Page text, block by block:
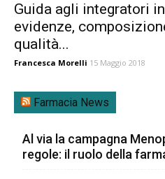
Guida agli integratori
evidenze,
qualità...
Francesca Morelli 15 Maggio 2018
Farmacia News
Al via la campagna
regole: il ruolo della